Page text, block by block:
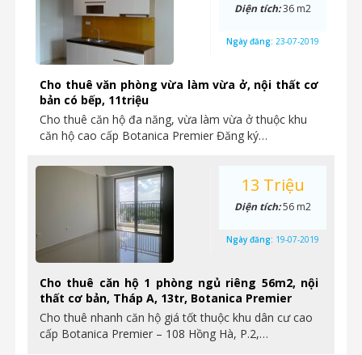
Cho thuê văn phòng vừa làm vừa ở, nội thất cơ
bản có bếp, 11triệu
Cho thuê căn hộ đa năng, vừa làm vừa ở thuộc khu
căn hộ cao cấp Botanica Premier Đăng ký…
Diện tích:36 m2
Ngày đăng: 23-07-2019
Cho thuê căn hộ 1 phòng ngủ riêng 56m2, nội
thất cơ bản, Tháp A, 13tr, Botanica Premier
Cho thuê nhanh căn hộ giá tốt thuộc khu dân cư cao
cấp Botanica Premier – 108 Hồng Hà, P.2,…
13 Triệu
Diện tích:56 m2
Ngày đăng: 19-07-2019